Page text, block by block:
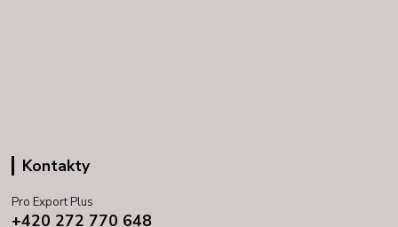
Kontakty
Pro Export Plus
+420 272 770 648